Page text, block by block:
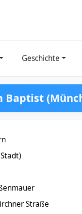
Geschichte
Baptist
Straße